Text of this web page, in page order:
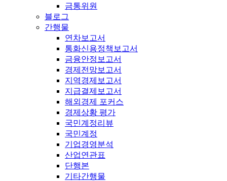
금통위원
블로그
간행물
연차보고서
통화신용정책보고서
금융안정보고서
경제전망보고서
지역경제보고서
지급결제보고서
해외경제 포커스
경제상황 평가
국민계정리뷰
국민계정
기업경영분석
산업연관표
단행본
기타간행물